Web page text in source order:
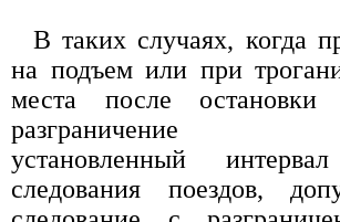
В таких случаях, когда
на подъем или при
места после остановки
разграничение
установленный
следования поездов,